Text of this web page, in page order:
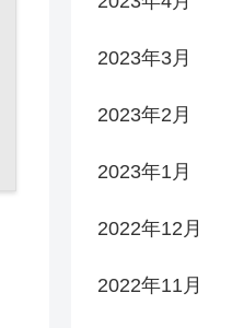
2023年3月
2023年2月
2023年1月
2022年12月
2022年11月